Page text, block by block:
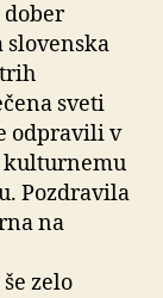
dober
slovenska
sveti
odpravili v
kulturnemu
Pozdravila
na
zelo